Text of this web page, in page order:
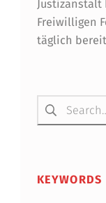
Justizanstalt
Freiwilligen
täglich
Suchen nach:
KEYWORDS